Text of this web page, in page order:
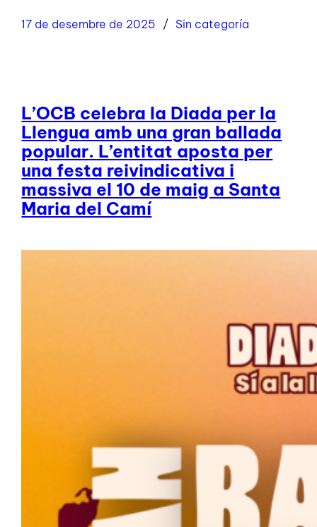
17 de desembre de 2025 Sin categoría
L’OCB celebra la Diada per la
Llengua amb una gran ballada
popular. L’entitat aposta per
una festa reivindicativa i
massiva el 10 de maig a Santa
Maria del Camí